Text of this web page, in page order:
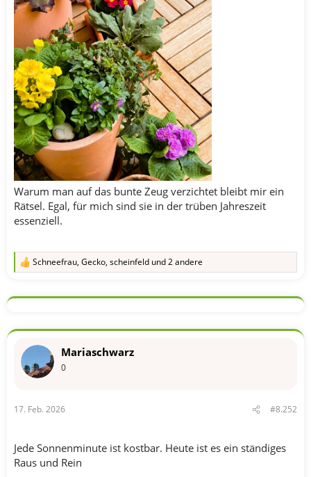
Warum man auf das bunte Zeug verzichtet bleibt mir ein
Rätsel. Egal, für mich sind sie in der trüben Jahreszeit
essenziell.
R
k
o
e
n
Schneefrau, Gecko, scheinfeld und 2 andere
Mariaschwarz
0
17. Feb. 2026 #8.252
Jede Sonnenminute ist kostbar. Heute ist es ein ständiges
Raus und Rein